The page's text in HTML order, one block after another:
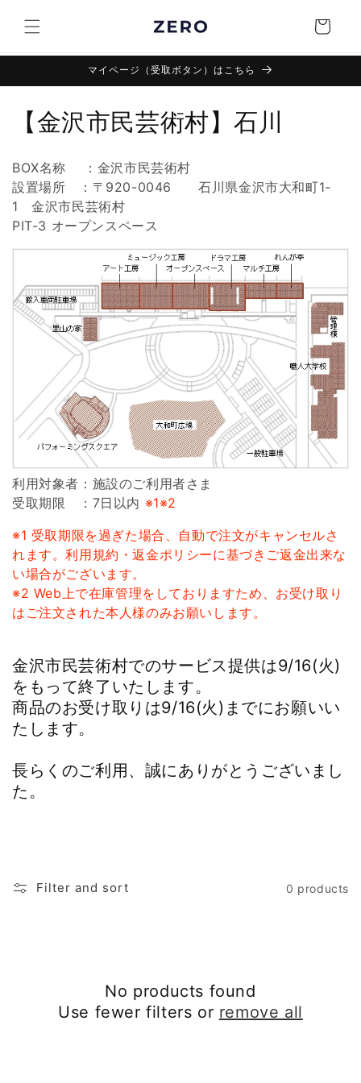
content
Cart
マイページ（受取ボタン）はこちら
l
l
e
c
t
n
【金沢市民芸術村】石川
BOX名称
：金沢市民芸術村
設置場所
： 〒920-0046 石川県金沢市大和町1-
1金沢市民芸術村
PIT-3 オープンスペース
利用対象者 ：施設のご利用者さま
受取期限
：7日以内 ※1※2
※1 受取期限を過ぎた場合、自動で注文がキャンセルさ
れます。利用規約・返金ポリシーに基づきご返金出来な
い場合がございます。
※2 Web上で在庫管理をしておりますため、お受け取り
はご注文された本人様のみお願いします。
金沢市民芸術村でのサービス提供は9/16(火)
をもって終了いたします。
商品のお受け取りは9/16(火)までにお願いい
たします。
長らくのご利用、誠にありがとうございまし
た。
Filter and sort 0 products
No products found
Use fewer filters or remove all